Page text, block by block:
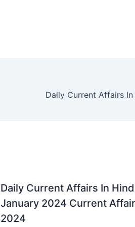
Daily Current Affairs In
January 2024 Current
2024